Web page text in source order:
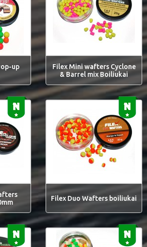
up
Filex Mini wafters Cyclone
& Barrel mix Boiliukai
Filex Duo Wafters boiliukai